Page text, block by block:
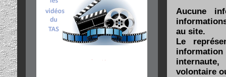
Aucune
au site.
Le
volontaire